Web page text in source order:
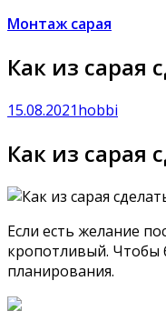
Монтаж сарая
Как из сарая
15.08.2021hobbi
Как из сарая
Если есть желание
кропотливый. Чтобы
планирования.